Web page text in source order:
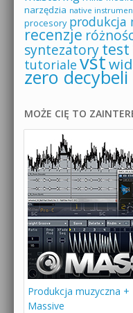
narzędzia native
procesory produkcja
recenzje
syntezatorytest
tutoriale vst
zero decybeli
MOŻE CIĘ TO
Produkcja muzyczna
Massive